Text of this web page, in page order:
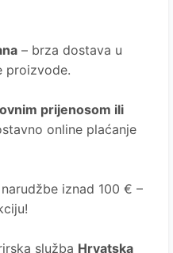
– brza dostava u
proizvode.
prijenosom ili
online plaćanje
iznad 100 € –
služba Hrvatska